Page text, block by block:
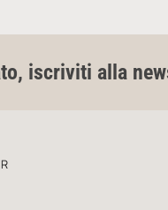
iscriviti alla